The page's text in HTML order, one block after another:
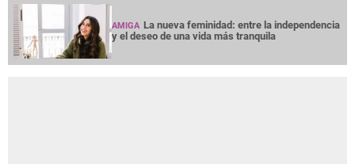
AMIGA La nueva feminidad: entre la independencia
y el deseo de una vida más tranquila